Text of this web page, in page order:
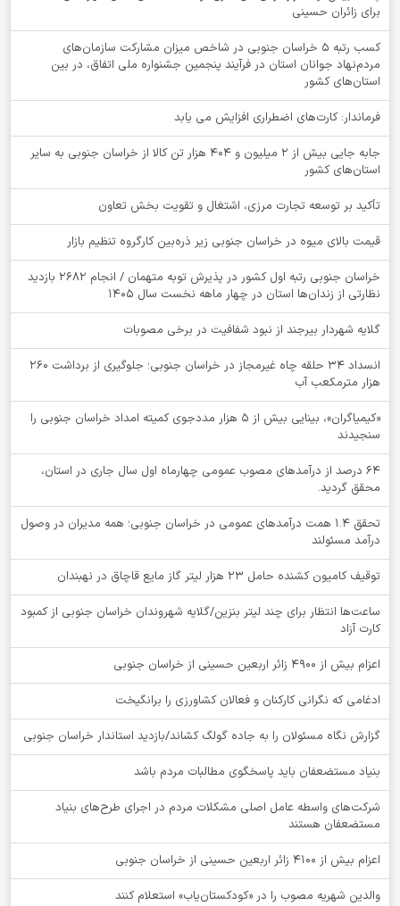
برای زائران حسینی
کسب رتبه ۵ خراسان جنوبی در شاخص میزان مشارکت سازمان‌های
مردم‌نهاد جوانان استان در فرآیند پنجمین جشنواره ملی اتفاق، در بین
استان‌های کشور
فرماندار: کارت‌های اضطراری افزایش می یابد
جابه جایی بیش از 2 میلیون و 404 هزار تن کالا از خراسان جنوبی به سایر
استان‌های کشور
تأکید بر توسعه تجارت مرزی، اشتغال و تقویت بخش تعاون
قیمت بالای میوه در خراسان جنوبی زیر ذره‌بین کارگروه تنظیم بازار
خراسان جنوبی رتبه اول کشور در پذیرش توبه متهمان / انجام ۲۶۸۲ بازدید
نظارتی از زندان‌ها استان در چهار ماهه نخست سال 1405
گلایه شهردار بیرجند از نبود شفافیت در برخی مصوبات
انسداد ۳۴ حلقه چاه غیرمجاز در خراسان جنوبی؛ جلوگیری از برداشت ۲۶۰
هزار مترمکعب آب
«کیمیاگران»، بینایی بیش از ۵ هزار مددجوی کمیته امداد خراسان جنوبی را
سنجیدند
64 درصد از درآمدهای مصوب عمومی چهارماه اول سال جاری در استان،
محقق گردید.
تحقق ۱.۴ همت درآمدهای عمومی در خراسان جنوبی؛ همه مدیران در وصول
درآمد مسئولند
توقيف کامیون کشنده حامل 23 هزار لیتر گاز مایع قاچاق در نهبندان
ساعت‌ها انتظار برای چند لیتر بنزین/گلایه شهروندان خراسان جنوبی از کمبود
کارت آزاد
اعزام بیش از 4900 زائر اربعین حسینی از خراسان جنوبی
ادغامی که نگرانی کارکنان و فعالان کشاورزی را برانگیخت
گزارش نگاه مسئولان را به جاده گولگ کشاند/بازدید استاندار خراسان جنوبی
بنیاد مستضعفان باید پاسخگوی مطالبات مردم باشد
شرکت‌های واسطه عامل اصلی مشکلات مردم در اجرای طرح‌های بنیاد
مستضعفان هستند
اعزام بیش از 4100 زائر اربعین حسینی از خراسان جنوبی
والدین شهریه مصوب را در «کودکستان‌یاب» استعلام کنند